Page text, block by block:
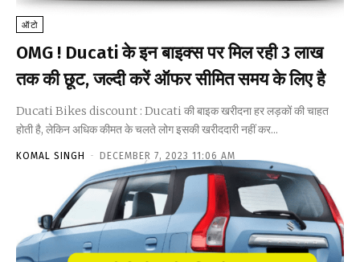
ऑटो
OMG ! Ducati के इन बाइक्स पर मिल रही ₹3 लाख
तक की छूट, जल्दी करें ऑफर सीमित समय के लिए है
Ducati Bikes discount : Ducati की बाइक खरीदना हर लड़कों की चाहत
होती है, लेकिन अधिक कीमत के चलते लोग इसकी खरीददारी नहीं कर...
KOMAL SINGH - DECEMBER 7, 2023 11:06 AM